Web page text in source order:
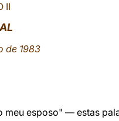
II
de 1983
meu esposo" — estas